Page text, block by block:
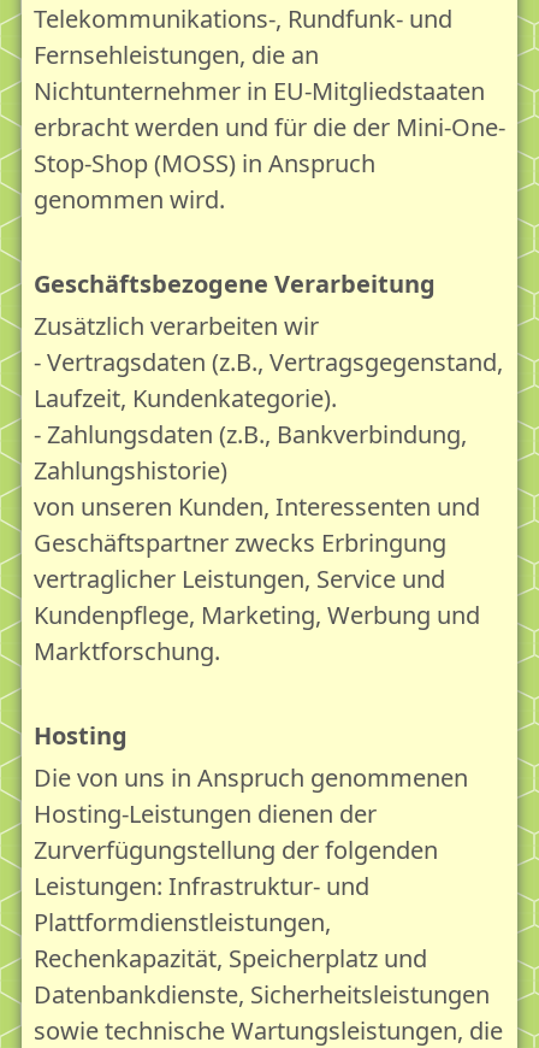
Telekommunikations-, Rundfunk- und
Fernsehleistungen, die an
Nichtunternehmer in EU-Mitgliedstaaten
erbracht werden und für die der Mini-One-
Stop-Shop (MOSS) in Anspruch
genommen wird.
Geschäftsbezogene Verarbeitung
Zusätzlich verarbeiten wir
- Vertragsdaten (z.B., Vertragsgegenstand,
Laufzeit, Kundenkategorie).
- Zahlungsdaten (z.B., Bankverbindung,
Zahlungshistorie)
von unseren Kunden, Interessenten und
Geschäftspartner zwecks Erbringung
vertraglicher Leistungen, Service und
Kundenpflege, Marketing, Werbung und
Marktforschung.
Hosting
Die von uns in Anspruch genommenen
Hosting-Leistungen dienen der
Zurverfügungstellung der folgenden
Leistungen: Infrastruktur- und
Plattformdienstleistungen,
Rechenkapazität, Speicherplatz und
Datenbankdienste, Sicherheitsleistungen
sowie technische Wartungsleistungen, die